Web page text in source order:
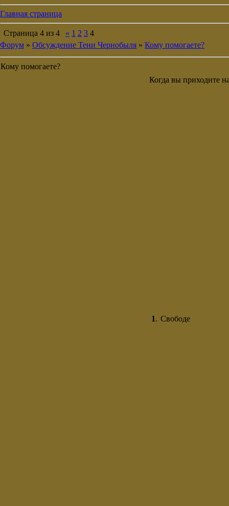
Главная страница
Страница 4 из 4 « 1 2 3 4
Форум » Обсуждение Тени Чернобыля » Кому помогаете?
Кому помогаете?
Когда вы приходите
1. Свободе